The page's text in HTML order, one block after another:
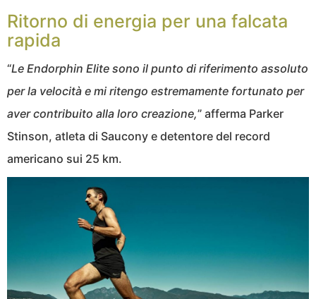
Ritorno di energia per una falcata
rapida
“Le Endorphin Elite sono il punto di riferimento assoluto
per la velocità e mi ritengo estremamente fortunato per
aver contribuito alla loro creazione,” afferma Parker
Stinson, atleta di Saucony e detentore del record
americano sui 25 km.